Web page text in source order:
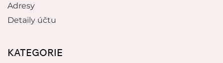
Adresy
Detaily účtu
KATEGORIE